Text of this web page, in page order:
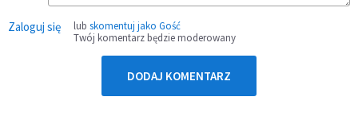
Zaloguj się lub skomentuj jako Gość
Twój komentarz będzie moderowany
DODAJ KOMENTARZ